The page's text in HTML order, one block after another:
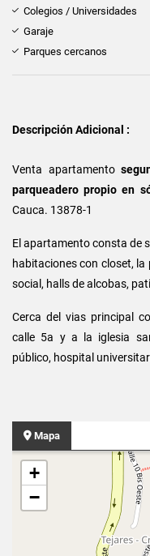
Colegios / Universidades
Garaje
Parques cercanos
Descripción Adicional :
Venta apartamento
parqueadero propio en
Cauca. 13878-1
El apartamento consta de
habitaciones con closet,
social, halls de alcobas,
Cerca del vias principal
calle 5a y a la iglesia
público, hospital
Mapa
+
−